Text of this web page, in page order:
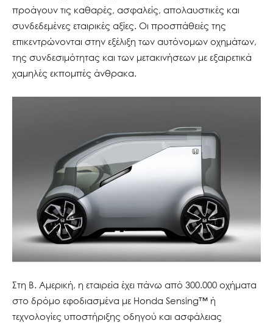
προάγουν τις καθαρές, ασφαλείς, απολαυστικές και
συνδεδεμένες εταιρικές αξίες. Οι προσπάθειές της
επικεντρώνονται στην εξέλιξη των αυτόνομων οχημάτων,
της συνδεσιμότητας και των μετακινήσεων με εξαιρετικά
χαμηλές εκπομπές άνθρακα.
Στη Β. Αμερική, η εταιρεία έχει πάνω από 300.000 οχήματα
στο δρόμο εφοδιασμένα με Honda Sensing™ ή
τεχνολογίες υποστήριξης οδηγού και ασφάλειας